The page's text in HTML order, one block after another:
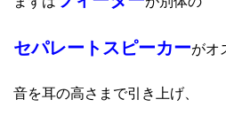
セパレートスピーカーがオ
音を耳の高さまで引き上げ、